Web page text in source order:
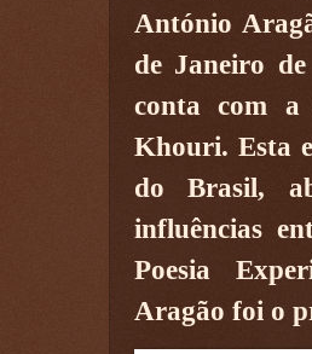
António
de Janeiro
conta com
Khouri. Esta
do Brasil,
influências
Poesia
Aragão foi o